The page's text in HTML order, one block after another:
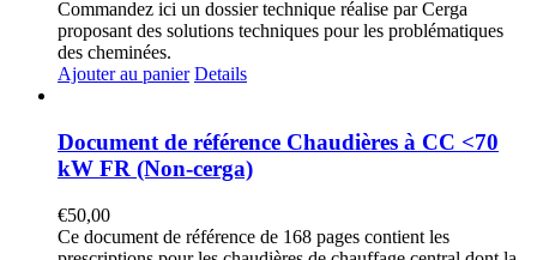
Commandez ici un dossier technique réalise par Cerga
proposant des solutions techniques pour les problématiques
des cheminées.
Ajouter au panier Details
Document de référence Chaudières à CC <70
kW FR (Non-cerga)
€50,00
Ce document de référence de 168 pages contient les